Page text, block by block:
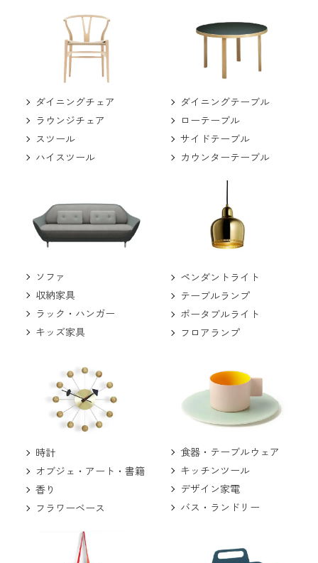
ダイニングチェア
ラウンジチェア
スツール
ハイスツール
ダイニングテーブル
ローテーブル
サイドテーブル
カウンターテーブル
ソファ
収納家具
ラック・ハンガー
キッズ家具
ペンダントライト
テーブルランプ
ポータブルライト
フロアランプ
時計
オブジェ・アート・書籍
香り
フラワーベース
食器・テーブルウェア
キッチンツール
デザイン家電
バス・ランドリー